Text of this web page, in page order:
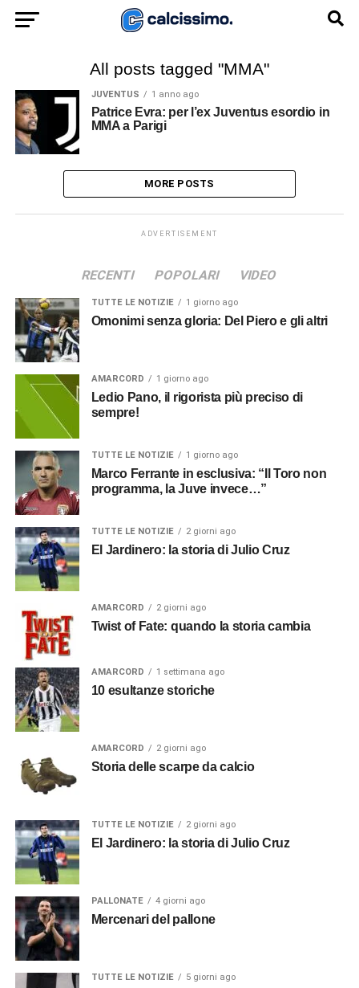
All posts tagged "MMA"
JUVENTUS 1 anno ago
Patrice Evra: per l’ex Juventus esordio in
MMA a Parigi
MORE POSTS
ADVERTISEMENT
RECENTI POPOLARI VIDEO
TUTTE LE NOTIZIE 1 giorno ago
Omonimi senza gloria: Del Piero e gli altri
AMARCORD 1 giorno ago
Ledio Pano, il rigorista più preciso di
sempre!
TUTTE LE NOTIZIE 1 giorno ago
Marco Ferrante in esclusiva: “Il Toro non
programma, la Juve invece…”
TUTTE LE NOTIZIE 2 giorni ago
El Jardinero: la storia di Julio Cruz
AMARCORD 2 giorni ago
Twist of Fate: quando la storia cambia
AMARCORD 1 settimana ago
10 esultanze storiche
AMARCORD 2 giorni ago
Storia delle scarpe da calcio
TUTTE LE NOTIZIE 2 giorni ago
El Jardinero: la storia di Julio Cruz
PALLONATE 4 giorni ago
Mercenari del pallone
TUTTE LE NOTIZIE 5 giorni ago